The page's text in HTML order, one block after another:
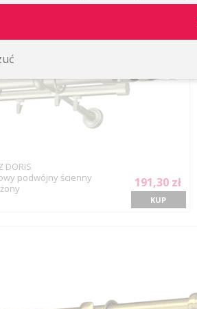
DORIS
podwójny ścienny
191,30 zł
KUP